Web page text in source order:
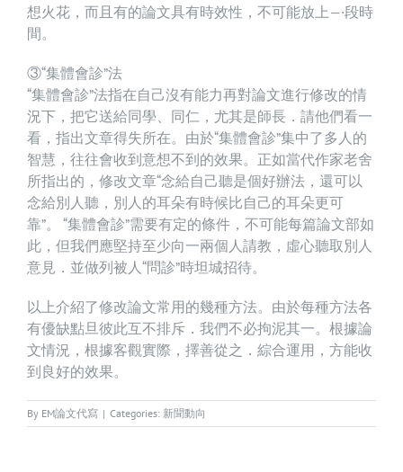
想火花，而且有的論文具有時效性，不可能放上—·段時
間。
③“集體會診”法
“集體會診”法指在自己沒有能力再對論文進行修改的情
況下，把它送給同學、同仁，尤其是師長．請他們看一
看，指出文章得失所在。由於“集體會診”集中了多人的
智慧，往往會收到意想不到的效果。正如當代作家老舍
所指出的，修改文章“念給自己聽是個好辦法，還可以
念給別人聽，別人的耳朵有時候比自己的耳朵更可
靠”。 “集體會診”需要有定的條件，不可能每篇論文部如
此，但我們應堅持至少向一兩個人請教，虛心聽取別人
意見．並做列被人“問診”時坦城招待。
以上介紹了修改論文常用的幾種方法。由於每種方法各
有優缺點旦彼此互不排斥．我們不必拘泥其一。根據論
文情況，根據客觀實際，擇善從之．綜合運用，方能收
到良好的效果。
By EM論文代寫 | Categories: 新聞動向